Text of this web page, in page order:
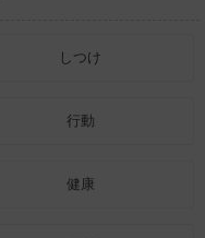
しつけ
行動
健康